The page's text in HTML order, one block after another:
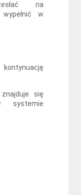
na
w
znajduje się
systemie